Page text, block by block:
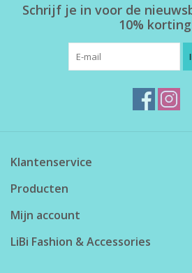
Herensokken
Schrijf je in voor de
10%
Klantenservice
Producten
Mijn account
LiBi Fashion & Accessories